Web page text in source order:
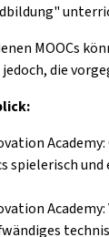
MOOCs
die
spielerisch
Academy: